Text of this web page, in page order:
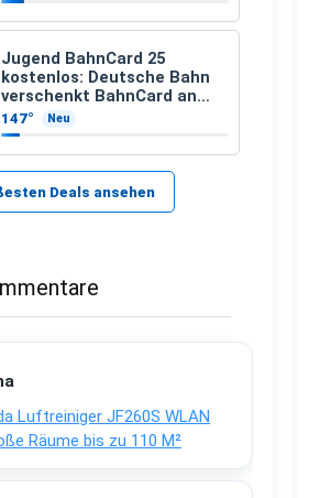
Jugend BahnCard 25
kostenlos: Deutsche Bahn
verschenkt BahnCard an
Kinder und Jugendliche
147° Neu
Deals ansehen
Luftreiniger JF260S WLAN
Räume bis zu 110 M²